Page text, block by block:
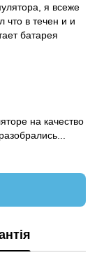
я всеже
что в течен и и
батарея
на качество